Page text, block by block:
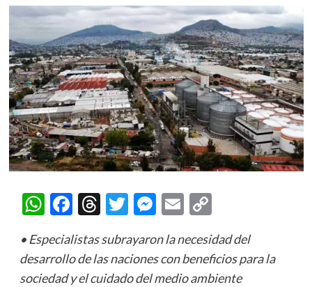
WhatsApp
Facebook
Threads
Twitter
Messenger
EmailCopy
• Especialistas subrayaron la necesidad del
desarrollo de las naciones con beneficios para la
sociedad y el cuidado del medio ambiente